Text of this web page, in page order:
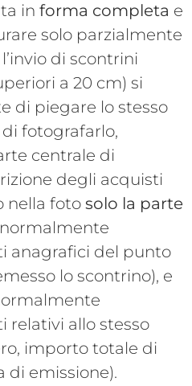
in forma completa e
solo parzialmente
di scontrini
a 20 cm) si
di piegare lo stesso
fotografarlo,
centrale di
degli acquisti
nella foto solo la parte
anagrafici del punto
lo scontrino), e
relativi allo stesso
importo totale di
di emissione).